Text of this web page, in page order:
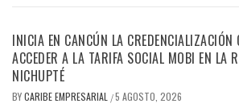
INICIA EN CANCÚN LA CREDENCIALIZACIÓN
ACCEDER A LA TARIFA SOCIAL MOBI EN LA
NICHUPTÉ
BYCARIBE EMPRESARIAL /5 AGOSTO, 2026